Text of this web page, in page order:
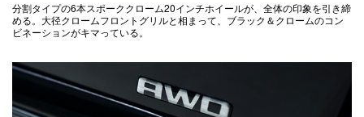
分割タイプの6本スポーククローム20インチホイールが、全体の印象を引き締
める。大径クロームフロントグリルと相まって、ブラック＆クロームのコン
ビネーションがキマっている。